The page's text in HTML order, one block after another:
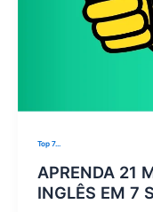
Top 7...
APRENDA 21
INGLÊS EM 7